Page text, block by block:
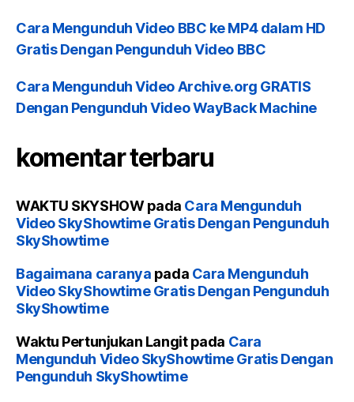
Cara Mengunduh Video BBC ke MP4 dalam HD
Gratis Dengan Pengunduh Video BBC
Cara Mengunduh Video Archive.org GRATIS
Dengan Pengunduh Video WayBack Machine
komentar terbaru
WAKTU SKYSHOWpada Cara Mengunduh
Video SkyShowtime Gratis Dengan Pengunduh
SkyShowtime
Bagaimana caranya pada Cara Mengunduh
Video SkyShowtime Gratis Dengan Pengunduh
SkyShowtime
Waktu Pertunjukan Langitpada Cara
Mengunduh Video SkyShowtime Gratis Dengan
Pengunduh SkyShowtime